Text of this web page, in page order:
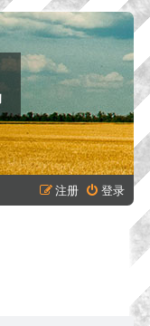
登录
注册